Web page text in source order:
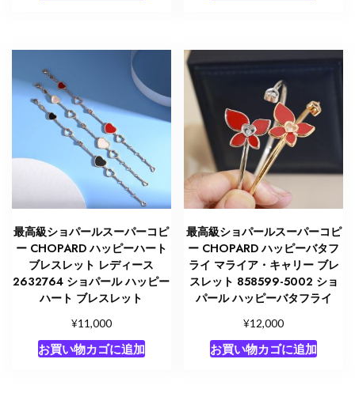
最高級ショパールスーパーコピ
ー CHOPARD ハッピーハート
ブレスレット レディース
2632764 ショパール ハッピー
ハート ブレスレット
¥11,000
お買い物カゴに追加
最高級ショパールスーパーコピ
ー CHOPARD ハッピーバタフ
ライ マライア・キャリー ブレ
スレット 858599-5002 ショ
パール ハッピーバタフライ
¥12,000
お買い物カゴに追加